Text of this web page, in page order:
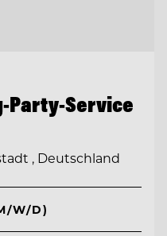
Party-Service
, Deutschland
W/D)